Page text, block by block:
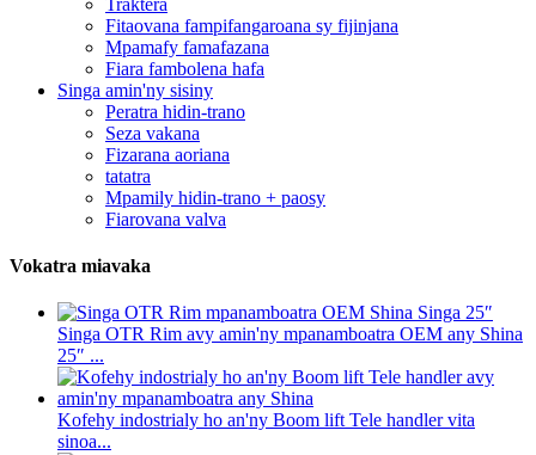
Fitaovana fampifangaroana sy fijinjana
Mpamafy famafazana
Fiara fambolena hafa
Singa amin'ny sisiny
Peratra hidin-trano
Seza vakana
Fizarana aoriana
tatatra
Mpamily hidin-trano + paosy
Fiarovana valva
Vokatra miavaka
Singa OTR Rim avy amin'ny mpanamboatra OEM any Shina
25″ ...
Kofehy indostrialy ho an'ny Boom lift Tele handler vita
sinoa...